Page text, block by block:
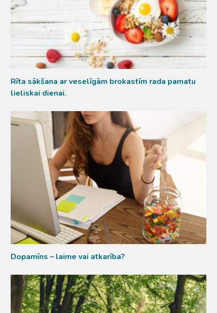
Rīta sākšana ar veselīgām brokastīm rada pamatu
lieliskai dienai.
Dopamīns – laime vai atkarība?